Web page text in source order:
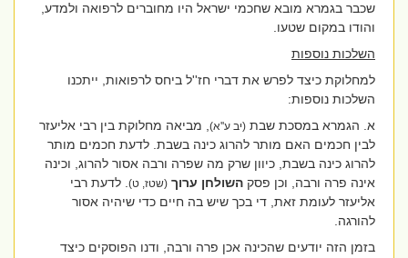
שכבר בגמרא מובא שחכמי ישראל היו מחוברים לרפואה ולמדע,
והודו במקום שטעו.
השלכות נוספות
למחלוקת כיצד לפרש את דברי חז''ל ביחס לרפואות, ייתכנו
השלכות נוספות:
א. הגמרא במסכת שבת(יב ע''א), מביאה מחלוקת בין רבי אליעזר
לבין חכמים האם מותר להרוג כינה בשבת. לדעת חכמים מותר
להרוג כינה בשבת, כיוון שרק מה שפרה ורבה אסור להרוג, וכינה
אינה פרה ורבה, וכן פסקהשולחן ערוך (שטז, ט) . לדעת רבי
אליעזר לעומת זאת, די בכך שיש בה חיים כדי שיהיה אסור
להורגה.
בזמן הזה יודעים שהכינה אכן פרה ורבה, ודנו הפוסקים כיצד